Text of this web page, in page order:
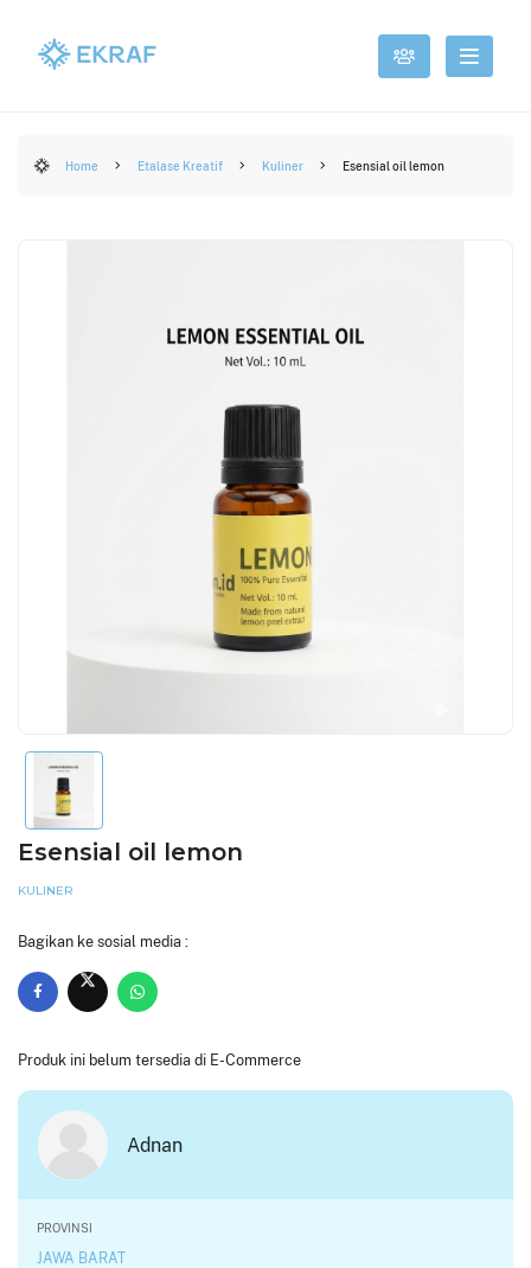
Home Etalase Kreatif Kuliner Esensial oil lemon
Esensial oil lemon
KULINER
Bagikan ke sosial media :
Produk ini belum tersedia di E-Commerce
Adnan
PROVINSI
JAWA BARAT